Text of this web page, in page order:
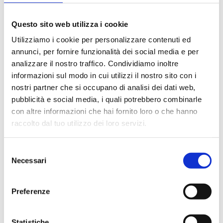
Questo sito web utilizza i cookie
Utilizziamo i cookie per personalizzare contenuti ed
annunci, per fornire funzionalità dei social media e per
analizzare il nostro traffico. Condividiamo inoltre
informazioni sul modo in cui utilizzi il nostro sito con i
nostri partner che si occupano di analisi dei dati web,
pubblicità e social media, i quali potrebbero combinarle
con altre informazioni che hai fornito loro o che hanno
raccolto dal tuo utilizzo dei loro servizi.
delNecessari
Preferenze
Scegli la tua acqua
Le acque non sono tutte uguali! Naturali, frizzanti,
leggermente frizzanti, povere di sodio...